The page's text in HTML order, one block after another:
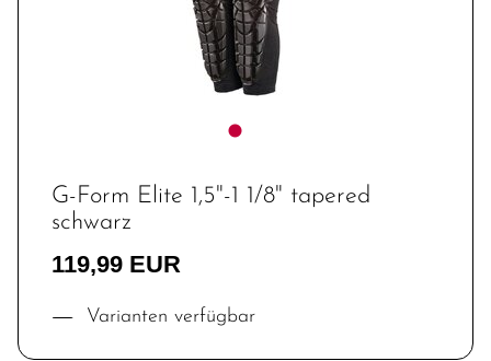
G-Form Elite 1,5"-1 1/8" tapered
schwarz
119,99 EUR
Varianten verfügbar